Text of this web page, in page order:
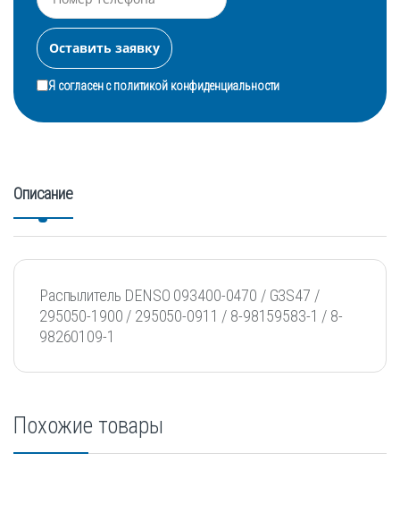
Я согласен сполитикой конфиденциальности
Описание
Распылитель DENSO 093400-0470 / G3S47 /
295050-1900 / 295050-0911 / 8-98159583-1 / 8-
98260109-1
Похожие товары